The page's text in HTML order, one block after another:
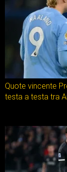
Quote vincente
testa a testa tra